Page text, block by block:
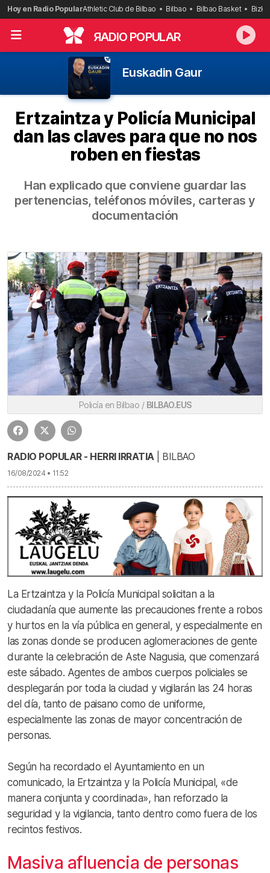
Saltar
al
contenido
Hoy en Radio PopularAthletic Club de Bilbao Bilbao Bilbao Basket
RADIO POPULAR
Euskadin Gaur
Ertzaintza y Policía Municipal
dan las claves para que no nos
roben en fiestas
Han explicado que conviene guardar las
pertenencias, teléfonos móviles, carteras y
documentación
Policía en Bilbao / BILBAO.EUS
RADIO POPULAR - HERRI IRRATIA| BILBAO
16/08/2024 • 11:52
La Ertzaintza y la Policía Municipal solicitan a la
ciudadanía que aumente las precauciones frente a robos
y hurtos en la vía pública en general, y especialmente en
las zonas donde se producen aglomeraciones de gente
durante la celebración de Aste Nagusia, que comenzará
este sábado. Agentes de ambos cuerpos policiales se
desplegarán por toda la ciudad y vigilarán las 24 horas
del día, tanto de paisano como de uniforme,
especialmente las zonas de mayor concentración de
personas.
Según ha recordado el Ayuntamiento en un
comunicado, la Ertzaintza y la Policía Municipal, «de
manera conjunta y coordinada», han reforzado la
seguridad y la vigilancia, tanto dentro como fuera de los
recintos festivos.
Masiva afluencia de personas